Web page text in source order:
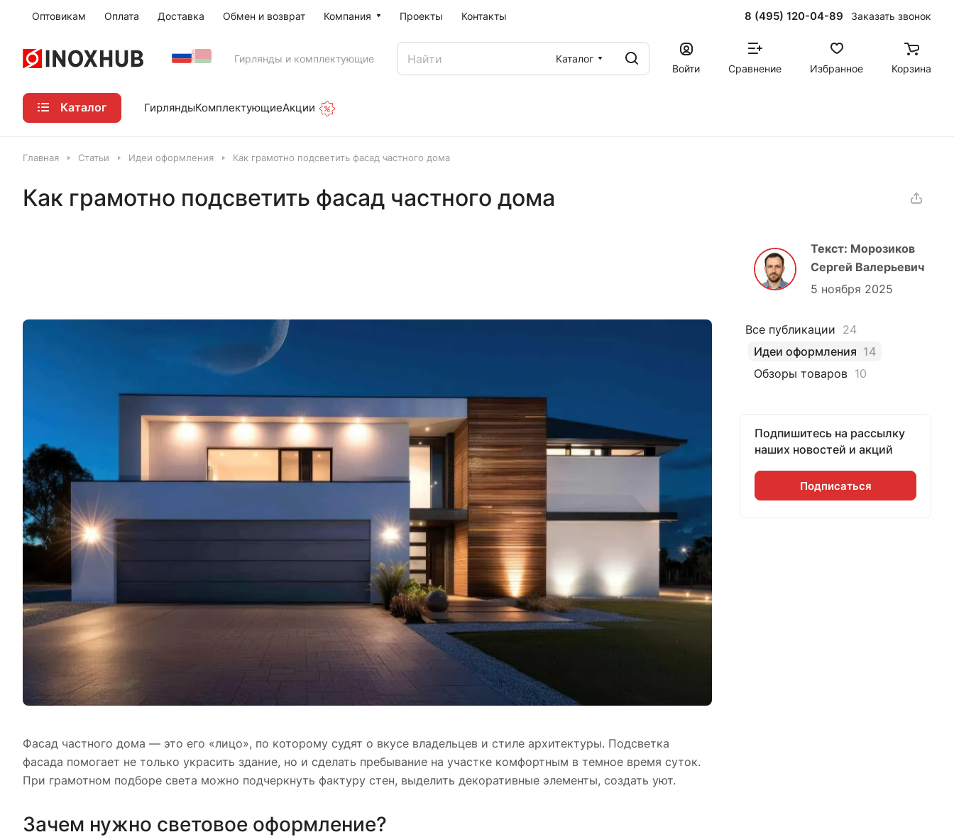
Оптовикам Оплата Доставка Обмен и возврат Компания Проекты Контакты 8 (495) 120-04-89 Заказать звонок
Гирлянды и комплектующие
Каталог
Войти
Сравнение Избранное Корзина
Каталог ГирляндыКомплектующиеАкции
Главная Статьи Идеи оформления Как грамотно подсветить фасад частного дома
Как грамотно подсветить фасад частного дома
Текст: Морозиков
Сергей Валерьевич
5 ноября 2025
Фасад частного дома — это его «лицо», по которому судят о вкусе владельцев и стиле архитектуры. Подсветка
фасада помогает не только украсить здание, но и сделать пребывание на участке комфортным в темное время суток.
При грамотном подборе света можно подчеркнуть фактуру стен, выделить декоративные элементы, создать уют.
Зачем нужно световое оформление?
Все публикации 24
Идеи оформления 14
Обзоры товаров 10
Подпишитесь на рассылку
наших новостей и акций
Подписаться